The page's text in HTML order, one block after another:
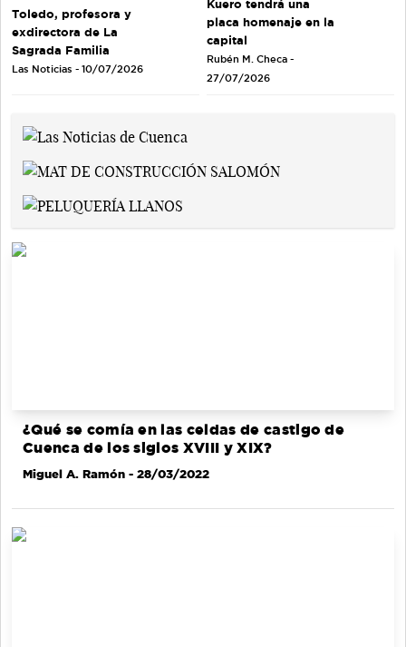
Toledo, profesora y
exdirectora de La
Sagrada Familia
Las Noticias - 10/07/2026
Kuero tendrá una
placa homenaje en la
capital
Rubén M. Checa -
27/07/2026
¿Qué se comía en las celdas de castigo de
Cuenca de los siglos XVIII y XIX?
Miguel A. Ramón - 28/03/2022